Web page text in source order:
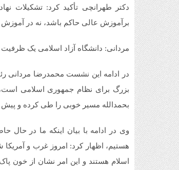
دکتر طهرانچی تأکید کرد: تشکیلات
برآموزش عالی حاکم باشد، نه در
مردانی: دانشگاه آزاد اسلامی یک
در ادامه این نشست محمدرضا مردانی
بزرگ برای نظام جمهوری اسلامی
بحمدالله مسیر خوبی را طی کرده و
وی در ادامه با بیان اینکه ما در حال
هستیم، اظهار کرد: امروز غرب و
اسلام هستند و این امر نشان از خون